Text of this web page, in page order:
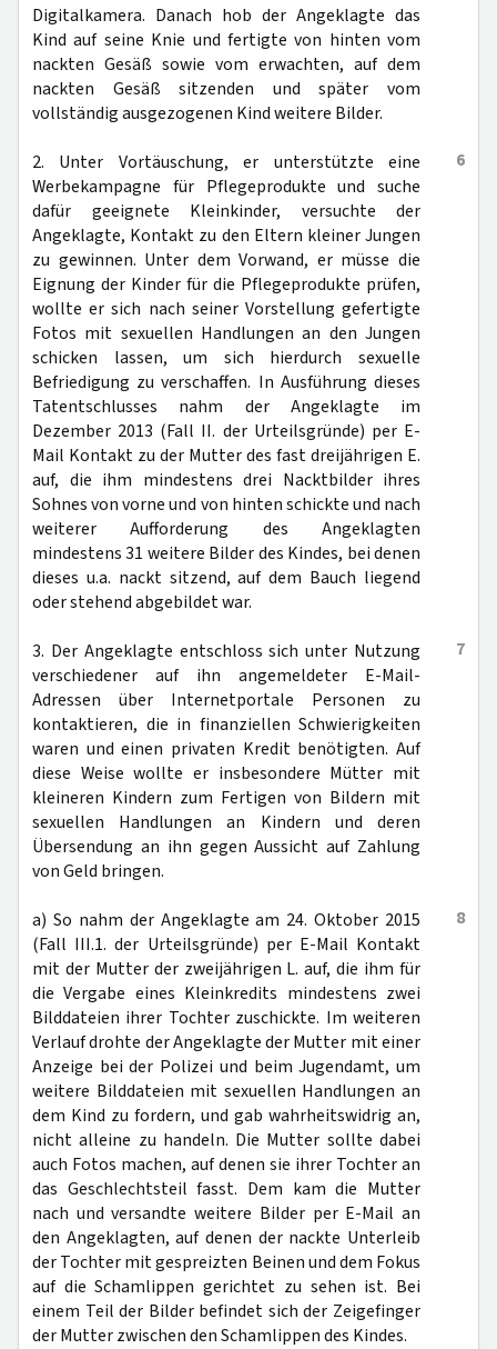
Digitalkamera. Danach hob der Angeklagte das
Kind auf seine Knie und fertigte von hinten vom
nackten Gesäß sowie vom erwachten, auf dem
nackten Gesäß sitzenden und später vom
vollständig ausgezogenen Kind weitere Bilder.
6
2. Unter Vortäuschung, er unterstützte eine
Werbekampagne für Pflegeprodukte und suche
dafür geeignete Kleinkinder, versuchte der
Angeklagte, Kontakt zu den Eltern kleiner Jungen
zu gewinnen. Unter dem Vorwand, er müsse die
Eignung der Kinder für die Pflegeprodukte prüfen,
wollte er sich nach seiner Vorstellung gefertigte
Fotos mit sexuellen Handlungen an den Jungen
schicken lassen, um sich hierdurch sexuelle
Befriedigung zu verschaffen. In Ausführung dieses
Tatentschlusses nahm der Angeklagte im
Dezember 2013 (Fall II. der Urteilsgründe) per E-
Mail Kontakt zu der Mutter des fast dreijährigen E.
auf, die ihm mindestens drei Nacktbilder ihres
Sohnes von vorne und von hinten schickte und nach
weiterer Aufforderung des Angeklagten
mindestens 31 weitere Bilder des Kindes, bei denen
dieses u.a. nackt sitzend, auf dem Bauch liegend
oder stehend abgebildet war.
7
3. Der Angeklagte entschloss sich unter Nutzung
verschiedener auf ihn angemeldeter E-Mail-
Adressen über Internetportale Personen zu
kontaktieren, die in finanziellen Schwierigkeiten
waren und einen privaten Kredit benötigten. Auf
diese Weise wollte er insbesondere Mütter mit
kleineren Kindern zum Fertigen von Bildern mit
sexuellen Handlungen an Kindern und deren
Übersendung an ihn gegen Aussicht auf Zahlung
von Geld bringen.
8
a) So nahm der Angeklagte am 24. Oktober 2015
(Fall III.1. der Urteilsgründe) per E-Mail Kontakt
mit der Mutter der zweijährigen L. auf, die ihm für
die Vergabe eines Kleinkredits mindestens zwei
Bilddateien ihrer Tochter zuschickte. Im weiteren
Verlauf drohte der Angeklagte der Mutter mit einer
Anzeige bei der Polizei und beim Jugendamt, um
weitere Bilddateien mit sexuellen Handlungen an
dem Kind zu fordern, und gab wahrheitswidrig an,
nicht alleine zu handeln. Die Mutter sollte dabei
auch Fotos machen, auf denen sie ihrer Tochter an
das Geschlechtsteil fasst. Dem kam die Mutter
nach und versandte weitere Bilder per E-Mail an
den Angeklagten, auf denen der nackte Unterleib
der Tochter mit gespreizten Beinen und dem Fokus
auf die Schamlippen gerichtet zu sehen ist. Bei
einem Teil der Bilder befindet sich der Zeigefinger
der Mutter zwischen den Schamlippen des Kindes.